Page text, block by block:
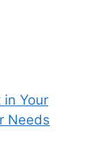
in Your
Needs